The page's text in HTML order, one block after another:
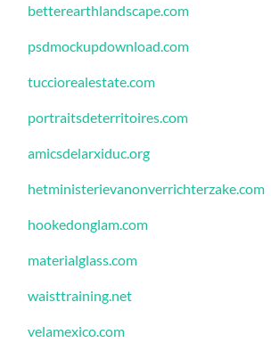
betterearthlandscape.com
psdmockupdownload.com
tucciorealestate.com
portraitsdeterritoires.com
amicsdelarxiduc.org
hetministerievanonverrichterzake.com
hookedonglam.com
materialglass.com
waisttraining.net
velamexico.com